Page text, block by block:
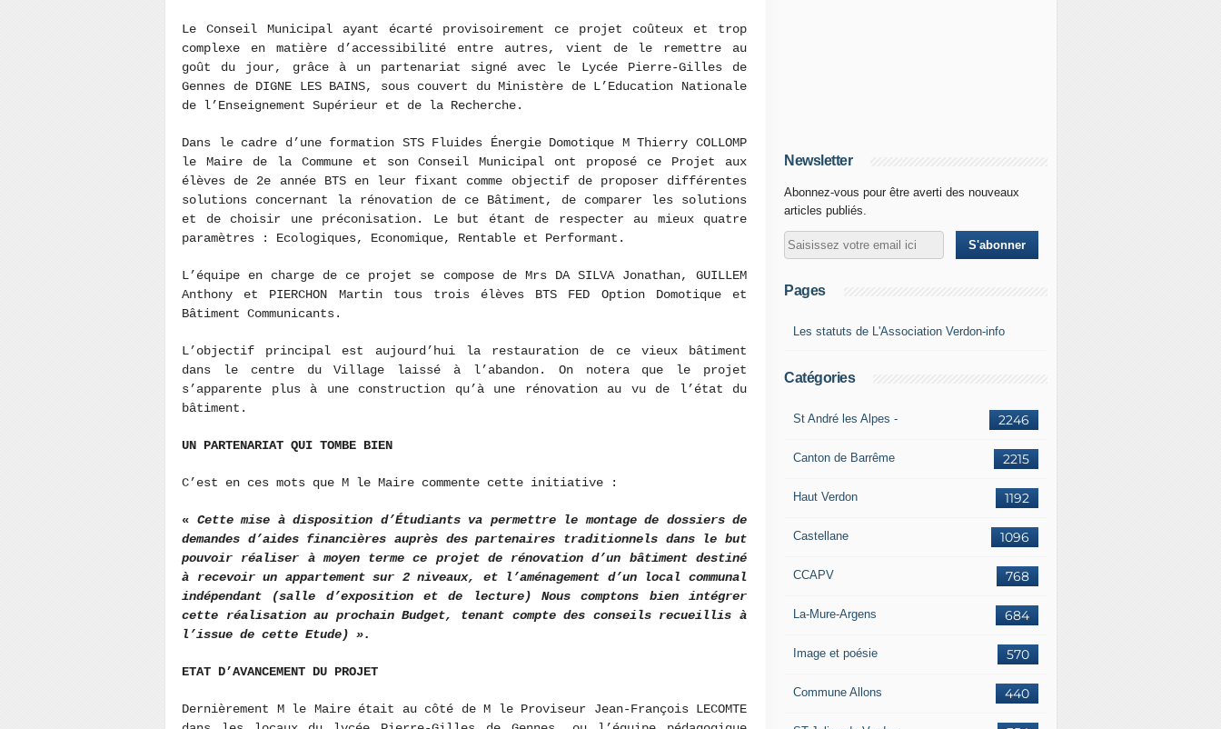
Le Conseil Municipal ayant écarté provisoirement ce projet coûteux et trop
complexe en matière d’accessibilité entre autres, vient de le remettre au
goût du jour, grâce à un partenariat signé avec le Lycée Pierre-Gilles de
Gennes de DIGNE LES BAINS, sous couvert du Ministère de L’Education Nationale
de l’Enseignement Supérieur et de la Recherche.
Dans le cadre d’une formation STS Fluides Énergie Domotique M Thierry COLLOMP
le Maire de la Commune et son Conseil Municipal ont proposé ce Projet aux
élèves de 2e année BTS en leur fixant comme objectif de proposer différentes
solutions concernant la rénovation de ce Bâtiment, de comparer les solutions
et de choisir une préconisation. Le but étant de respecter au mieux quatre
paramètres : Ecologiques, Economique, Rentable et Performant.
L’équipe en charge de ce projet se compose de Mrs DA SILVA Jonathan, GUILLEM
Anthony et PIERCHON Martin tous trois élèves BTS FED Option Domotique et
Bâtiment Communicants.
L’objectif principal est aujourd’hui la restauration de ce vieux bâtiment
dans le centre du Village laissé à l’abandon. On notera que le projet
s’apparente plus à une construction qu’à une rénovation au vu de l’état du
bâtiment.
UN PARTENARIAT QUI TOMBE BIEN
C’est en ces mots que M le Maire commente cette initiative :
« Cette mise à disposition d’Étudiants va permettre le montage de dossiers de
demandes d’aides financières auprès des partenaires traditionnels dans le but
pouvoir réaliser à moyen terme ce projet de rénovation d’un bâtiment destiné
à recevoir un appartement sur 2 niveaux, et l’aménagement d’un local communal
indépendant (salle d’exposition et de lecture) Nous comptons bien intégrer
cette réalisation au prochain Budget, tenant compte des conseils recueillis à
l’issue de cette Etude) ».
ETAT D’AVANCEMENT DU PROJET
Dernièrement M le Maire était au côté de M le Proviseur Jean-François LECOMTE
Newsletter
Abonnez-vous pour être averti des nouveaux
articles publiés.
Pages
Les statuts de L'Association Verdon-info
Catégories
2246
St André les Alpes -
2215
Canton de Barrême
1192
Haut Verdon
1096
Castellane
768
CCAPV
684
La-Mure-Argens
570
Image et poésie
440
Commune Allons